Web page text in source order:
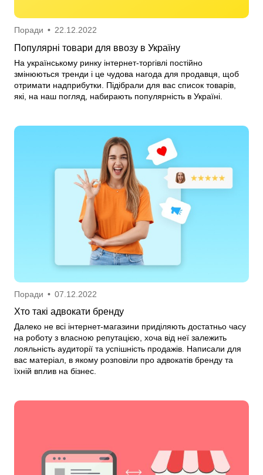
Поради • 22.12.2022
Популярні товари для ввозу в Україну
На українському ринку інтернет-торгівлі постійно
змінюються тренди і це чудова нагода для продавця, щоб
отримати надприбутки. Підібрали для вас список товарів,
які, на наш погляд, набирають популярність в Україні.
Поради • 07.12.2022
Хто такі адвокати бренду
Далеко не всі інтернет-магазини приділяють достатньо часу
на роботу з власною репутацією, хоча від неї залежить
лояльність аудиторії та успішність продажів. Написали для
вас матеріал, в якому розповіли про адвокатів бренду та
їхній вплив на бізнес.